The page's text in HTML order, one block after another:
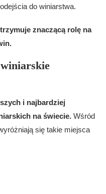
do winiarstwa.
znaczącą rolę na
i najbardziej
na świecie. Wśród
się takie miejsca